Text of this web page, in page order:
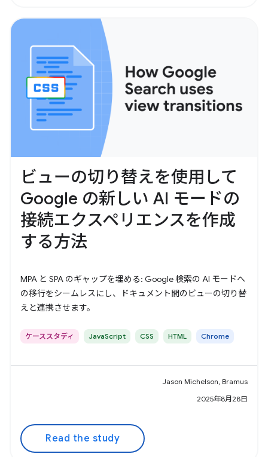
ビューの切り替えを使用して
Google の新しい AI モードの
接続エクスペリエンスを作成
する方法
MPA と SPA のギャップを埋める: Google 検索の AI モードへ
の移行をシームレスにし、ドキュメント間のビューの切り替
えと連携させます。
ケーススタディ JavaScript CSS HTML Chrome
Jason Michelson, Bramus
2025年8月28日
Read the study